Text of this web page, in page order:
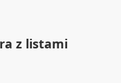
z listami